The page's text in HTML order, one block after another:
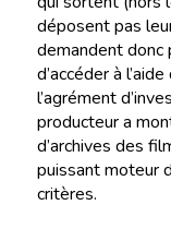
déposent pas
demandent donc
d’accéder à
l’agrément
producteur a
d’archives des
puissant moteur
critères.